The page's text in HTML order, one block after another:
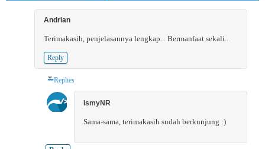
Andrian
Terimakasih, penjelasannya lengkap... Bermanfaat sekali..
Reply
Replies
IsmyNR
Sama-sama, terimakasih sudah berkunjung :)